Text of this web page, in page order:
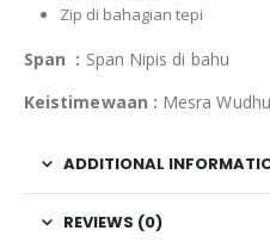
Zip di bahagian tepi
Span : Span Nipis di bahu
Keistimewaan : Mesra
ADDITIONAL
REVIEWS (0)